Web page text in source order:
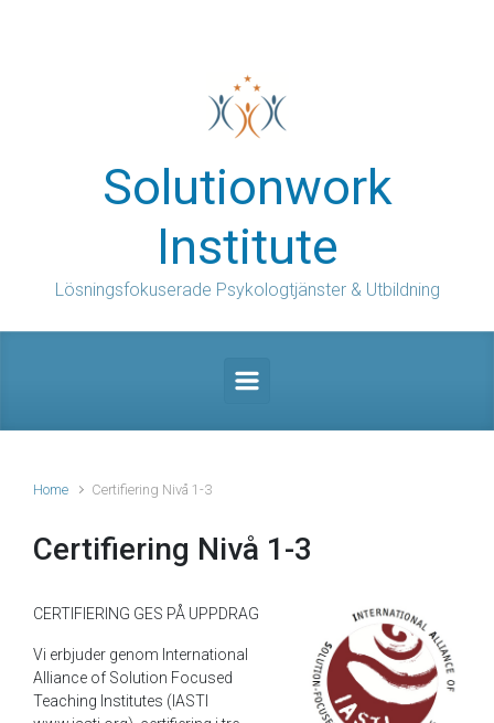
Solutionwork
Institute
Lösningsfokuserade Psykologtjänster & Utbildning
Home Certifiering Nivå 1-3
Certifiering Nivå 1-3
CERTIFIERING GES PÅ UPPDRAG
Vi erbjuder genom International
Alliance of Solution Focused
Teaching Institutes (IASTI